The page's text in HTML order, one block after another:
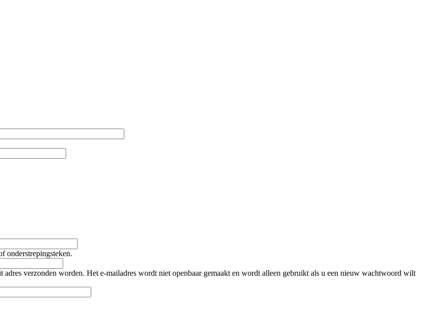
onderstrepingsteken.
verzonden worden. Het e-mailadres wordt niet openbaar gemaakt en wordt alleen gebruikt als u een nieuw wachtwoord wilt